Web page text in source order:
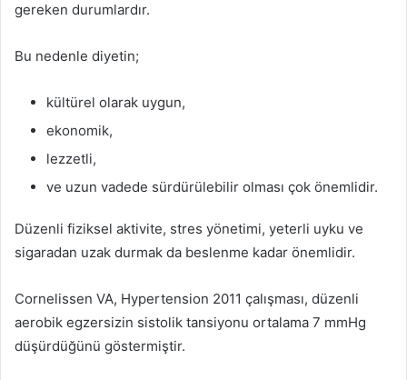
gereken durumlardır.
Bu nedenle diyetin;
kültürel olarak uygun,
ekonomik,
lezzetli,
ve uzun vadede sürdürülebilir olması çok önemlidir.
Düzenli fiziksel aktivite, stres yönetimi, yeterli uyku ve
sigaradan uzak durmak da beslenme kadar önemlidir.
Cornelissen VA, Hypertension 2011 çalışması, düzenli
aerobik egzersizin sistolik tansiyonu ortalama 7 mmHg
düşürdüğünü göstermiştir.